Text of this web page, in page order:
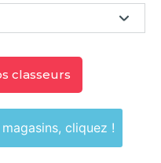
classeurs
Pour vérifier le stock en magasins, cliquez !